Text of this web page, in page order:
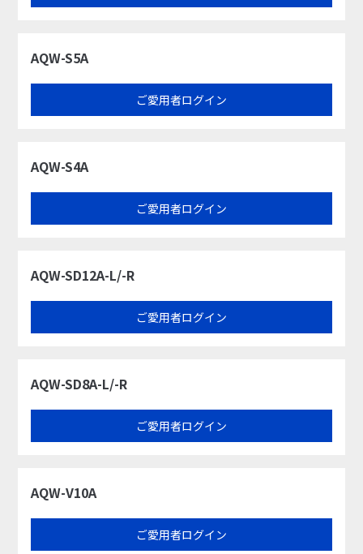
AQW-S5A
ご愛用者ログイン
AQW-S4A
ご愛用者ログイン
AQW-SD12A-L/-R
ご愛用者ログイン
AQW-SD8A-L/-R
ご愛用者ログイン
AQW-V10A
ご愛用者ログイン